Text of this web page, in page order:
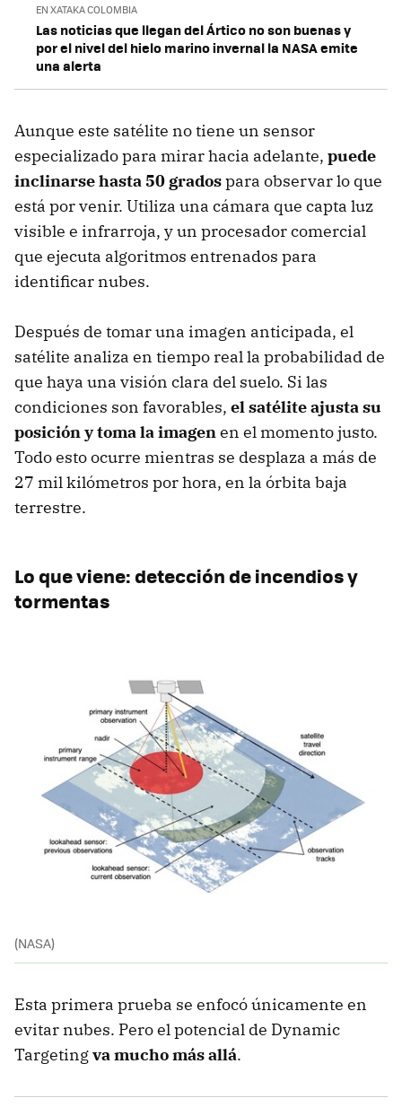
EN XATAKA COLOMBIA
Las noticias que llegan del Ártico no son buenas y
por el nivel del hielo marino invernal la NASA emite
una alerta
Aunque este satélite no tiene un sensor
especializado para mirar hacia adelante, puede
inclinarse hasta 50 gradospara observar lo que
está por venir. Utiliza una cámara que capta luz
visible e infrarroja, y un procesador comercial
que ejecuta algoritmos entrenados para
identificar nubes.
Después de tomar una imagen anticipada, el
satélite analiza en tiempo real la probabilidad de
que haya una visión clara del suelo. Si las
condiciones son favorables, el satélite ajusta su
posición y toma la imagenen el momento justo.
Todo esto ocurre mientras se desplaza a más de
27 mil kilómetros por hora, en la órbita baja
terrestre.
Lo que viene: detección de incendios y
tormentas
(NASA)
Esta primera prueba se enfocó únicamente en
evitar nubes. Pero el potencial de Dynamic
Targetingva mucho más allá.